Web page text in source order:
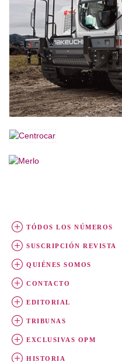
TÓDOS LOS NÚMEROS
SUSCRIPCIÓN REVISTA
QUIÉNES SOMOS
CONTACTO
EDITORIAL
TRIBUNAS
EXCLUSIVAS OPM
HISTORIA